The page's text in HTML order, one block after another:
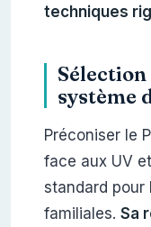
techniques
Sélection
système
Préconiser le
face aux UV
standard pour
familiales. Sa